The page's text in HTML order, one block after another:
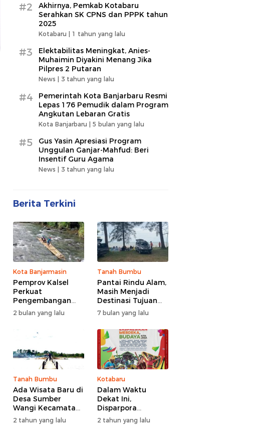
#2
Akhirnya, Pemkab Kotabaru
Serahkan SK CPNS dan PPPK tahun
2025
Kotabaru | 1 tahun yang lalu
#3
Elektabilitas Meningkat, Anies-
Muhaimin Diyakini Menang Jika
Pilpres 2 Putaran
News | 3 tahun yang lalu
#4
Pemerintah Kota Banjarbaru Resmi
Lepas 176 Pemudik dalam Program
Angkutan Lebaran Gratis
Kota Banjarbaru | 5 bulan yang lalu
#5
Gus Yasin Apresiasi Program
Unggulan Ganjar-Mahfud: Beri
Insentif Guru Agama
News | 3 tahun yang lalu
Berita Terkini
Kota Banjarmasin
Pemprov Kalsel
Perkuat
Pengembangan
Wisata, Targetkan
Tingkat Kunjungan
2 bulan yang lalu
Tanah Bumbu
Pantai Rindu Alam,
Masih Menjadi
Destinasi Tujuan
Wisata di Tanah
Bumbu dengan
Rindangnya Pohon
Pinus
7 bulan yang lalu
Tanah Bumbu
Ada Wisata Baru di
Desa Sumber
Wangi Kecamatan
Karang Bintang
2 tahun yang lalu
Kotabaru
Dalam Waktu
Dekat Ini,
Disparpora
Kotabaru Bakal
Menggelar Festival
2 tahun yang lalu